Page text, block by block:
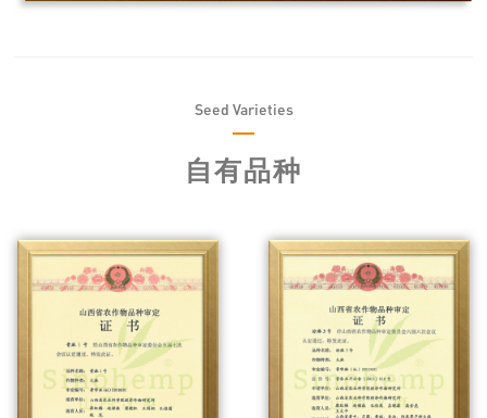
Seed Varieties
自有品种